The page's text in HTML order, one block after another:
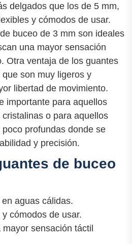
delgados que los de 5 mm,
y cómodos de usar.
buceo de 3 mm son ideales
una mayor sensación
Otra ventaja de los guantes
son muy ligeros y
libertad de movimiento.
importante para aquellos
o para aquellos
profundas donde se
y precisión.
de buceo
aguas cálidas.
cómodos de usar.
sensación táctil